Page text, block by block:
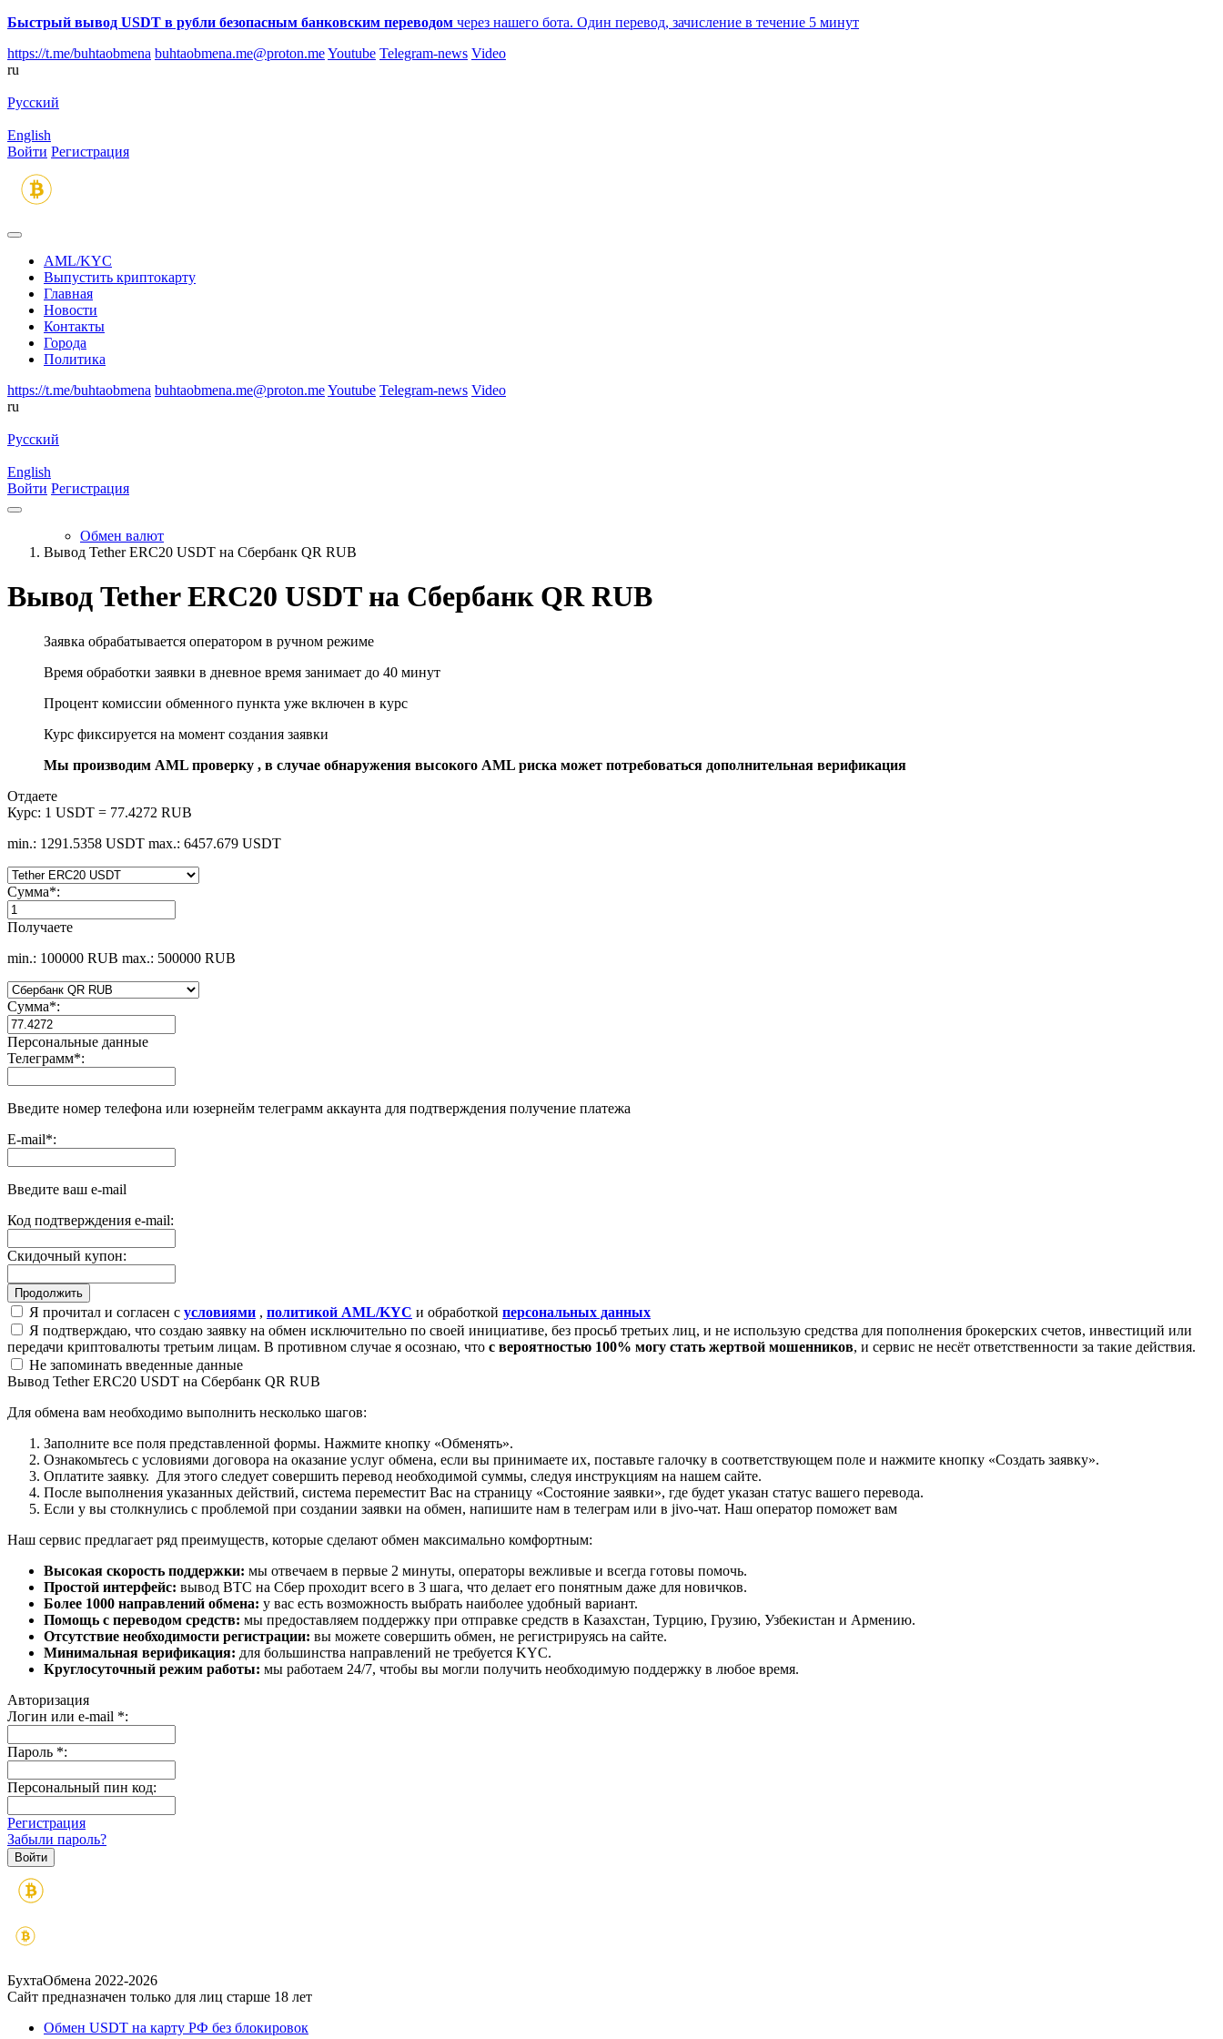
Быстрый вывод USDT в рубли безопасным банковским переводом через нашего бота. Один перевод, зачисление в течение 5 минут
https://t.me/buhtaobmena buhtaobmena.me@proton.meYoutube Telegram-news Video
ru
Русский
English
Войти Регистрация
AML/KYC
Выпустить криптокарту
Главная
Новости
Контакты
Города
Политика
https://t.me/buhtaobmena buhtaobmena.me@proton.meYoutube Telegram-news Video
ru
Русский
English
Войти Регистрация
Обмен валют
Вывод Tether ERC20 USDT на Сбербанк QR RUB
Вывод Tether ERC20 USDT на Сбербанк QR RUB
Заявка обрабатывается оператором в ручном режиме
Время обработки заявки в дневное время занимает до 40 минут
Процент комиссии обменного пункта уже включен в курс
Курс фиксируется на момент создания заявки
Мы производим AML проверку , в случае обнаружения высокого AML риска может потребоваться дополнительная верификация
Отдаете
Курс: 1 USDT = 77.4272 RUB
min.: 1291.5358 USDT max.: 6457.679 USDT
Сумма*:
Получаете
min.: 100000 RUB max.: 500000 RUB
Сумма*:
Персональные данные
Телеграмм*:
Введите номер телефона или юзернейм телеграмм аккаунта для подтверждения получение платежа
E-mail*:
Введите ваш e-mail
Код подтверждения e-mail:
Скидочный купон:
Я прочитал и согласен с условиями , политикой AML/KYC и обработкой персональных данных
Я подтверждаю, что создаю заявку на обмен исключительно по своей инициативе, без просьб третьих лиц, и не использую средства для пополнения брокерских счетов, инвестиций или
передачи криптовалюты третьим лицам. В противном случае я осознаю, что с вероятностью 100% могу стать жертвой мошенников, и сервис не несёт ответственности за такие действия.
Не запоминать введенные данные
Вывод Tether ERC20 USDT на Сбербанк QR RUB
Для обмена вам необходимо выполнить несколько шагов:
Заполните все поля представленной формы. Нажмите кнопку «Обменять».
Ознакомьтесь с условиями договора на оказание услуг обмена, если вы принимаете их, поставьте галочку в соответствующем поле и нажмите кнопку «Создать заявку».
Оплатите заявку. Для этого следует совершить перевод необходимой суммы, следуя инструкциям на нашем сайте.
После выполнения указанных действий, система переместит Вас на страницу «Состояние заявки», где будет указан статус вашего перевода.
Если у вы столкнулись с проблемой при создании заявки на обмен, напишите нам в телеграм или в jivo-чат. Наш оператор поможет вам
Наш сервис предлагает ряд преимуществ, которые сделают обмен максимально комфортным:
Высокая скорость поддержки: мы отвечаем в первые 2 минуты, операторы вежливые и всегда готовы помочь.
Простой интерфейс: вывод BTC на Сбер проходит всего в 3 шага, что делает его понятным даже для новичков.
Более 1000 направлений обмена: у вас есть возможность выбрать наиболее удобный вариант.
Помощь с переводом средств: мы предоставляем поддержку при отправке средств в Казахстан, Турцию, Грузию, Узбекистан и Армению.
Отсутствие необходимости регистрации: вы можете совершить обмен, не регистрируясь на сайте.
Минимальная верификация: для большинства направлений не требуется KYC.
Круглосуточный режим работы: мы работаем 24/7, чтобы вы могли получить необходимую поддержку в любое время.
Авторизация
Логин или e-mail *:
Пароль *:
Персональный пин код:
Регистрация
Забыли пароль?
БухтаОбмена 2022-2026
Сайт предназначен только для лиц старше 18 лет
Обмен USDT на карту РФ без блокировок